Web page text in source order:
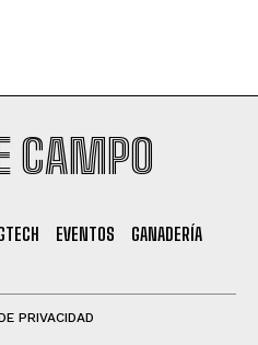
CAMPO
EVENTOS
GANADERÍA
PRIVACIDAD